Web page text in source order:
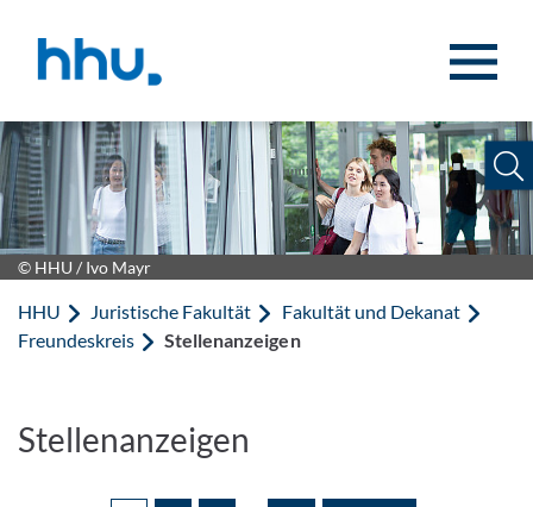
© HHU / Ivo Mayr
HHU Juristische Fakultät
Fakultät und Dekanat
Freundeskreis
Stellenanzeigen
Stellenanzeigen